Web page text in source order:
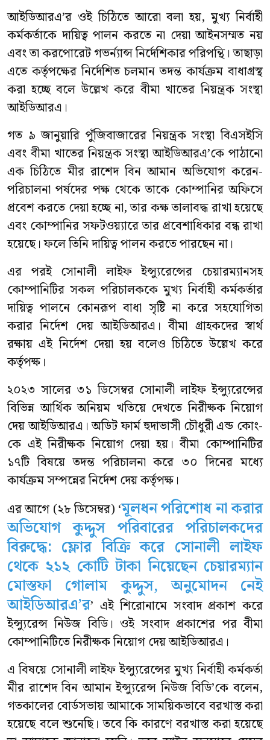
আইডিআরএ’র ওই চিঠিতে আরো বলা হয়, মুখ্য নির্বাহী
কর্মকর্তাকে দায়িত্ব পালন করতে না দেয়া আইনসম্মত নয়
এবং তা করপোরেট গভর্ন্যান্স নির্দেশিকার পরিপন্থি। তাছাড়া
এতে কর্তৃপক্ষের নির্দেশিত চলমান তদন্ত কার্যক্রম বাধাগ্রস্থ
করা হচ্ছে বলে উল্লেখ করে বীমা খাতের নিয়ন্ত্রক সংস্থা
আইডিআরএ।
গত ৯ জানুয়ারি পুঁজিবাজারের নিয়ন্ত্রক সংস্থা বিএসইসি
এবং বীমা খাতের নিয়ন্ত্রক সংস্থা আইডিআরএ’কে পাঠানো
এক চিঠিতে মীর রাশেদ বিন আমান অভিযোগ করেন-
পরিচালনা পর্ষদের পক্ষ থেকে তাকে কোম্পানির অফিসে
প্রবেশ করতে দেয়া হচ্ছে না, তার কক্ষ তালাবদ্ধ রাখা হয়েছে
এবং কোম্পানির সফটওয়্যারে তার প্রবেশাধিকার বন্ধ রাখা
হয়েছে। ফলে তিনি দায়িত্ব পালন করতে পারছেন না।
এর পরই সোনালী লাইফ ইন্স্যুরেন্সের চেয়ারম্যানসহ
কোম্পানিটির সকল পরিচালককে মুখ্য নির্বাহী কর্মকর্তার
দায়িত্ব পালনে কোনরূপ বাধা সৃষ্টি না করে সহযোগিতা
করার নির্দেশ দেয় আইডিআরএ। বীমা গ্রাহকদের স্বার্থ
রক্ষায় এই নির্দেশ দেয়া হয় বলেও চিঠিতে উল্লেখ করে
কর্তৃপক্ষ।
২০২৩ সালের ৩১ ডিসেম্বর সোনালী লাইফ ইন্স্যুরেন্সের
বিভিন্ন আর্থিক অনিয়ম খতিয়ে দেখতে নিরীক্ষক নিয়োগ
দেয় আইডিআরএ। অডিট ফার্ম হুদাভাসী চৌধুরী এন্ড কোং-
কে এই নিরীক্ষক নিয়োগ দেয়া হয়। বীমা কোম্পানিটির
১৭টি বিষয়ে তদন্ত পরিচালনা করে ৩০ দিনের মধ্যে
কার্যক্রম সম্পন্নের নির্দেশ দেয় কর্তৃপক্ষ।
এর আগে (২৮ ডিসেম্বর) ‘মূলধন পরিশোধ না করার
অভিযোগ কুদ্দুস পরিবারের পরিচালকদের
বিরুদ্ধে: ফ্লোর বিক্রি করে সোনালী লাইফ
থেকে ২১২ কোটি টাকা নিয়েছেন চেয়ারম্যান
মোস্তফা গোলাম কুদ্দুস, অনুমোদন নেই
আইডিআরএ’র’ এই শিরোনামে সংবাদ প্রকাশ করে
ইন্স্যুরেন্স নিউজ বিডি। ওই সংবাদ প্রকাশের পর বীমা
কোম্পানিটিতে নিরীক্ষক নিয়োগ দেয় আইডিআরএ।
এ বিষয়ে সোনালী লাইফ ইন্স্যুরেন্সের মুখ্য নির্বাহী কর্মকর্তা
মীর রাশেদ বিন আমান ইন্স্যুরেন্স নিউজ বিডি’কে বলেন,
গতকালের বোর্ডসভায় আমাকে সাময়িকভাবে বরখাস্ত করা
হয়েছে বলে শুনেছি। তবে কি কারণে বরখাস্ত করা হয়েছে